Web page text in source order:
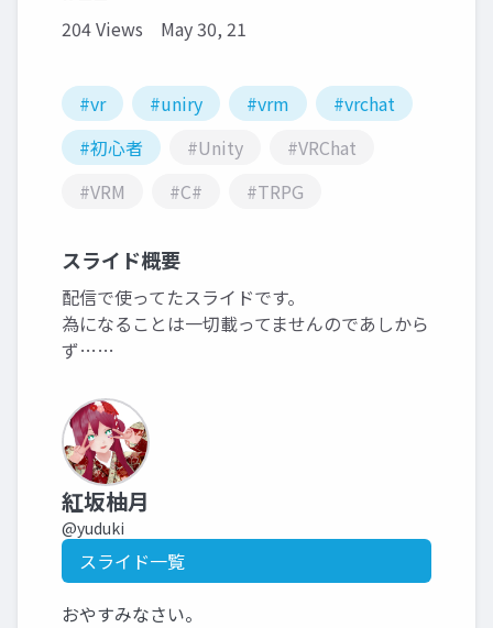
204 Views May 30, 21
#vr #uniry #vrm
#vrchat
#初心者
#Unity
#VRChat
#VRM
#C# #TRPG
スライド概要
配信で使ってたスライドです。
為になることは一切載ってませんのであしから
ず……
紅坂柚月
@yuduki
スライド一覧
おやすみなさい。